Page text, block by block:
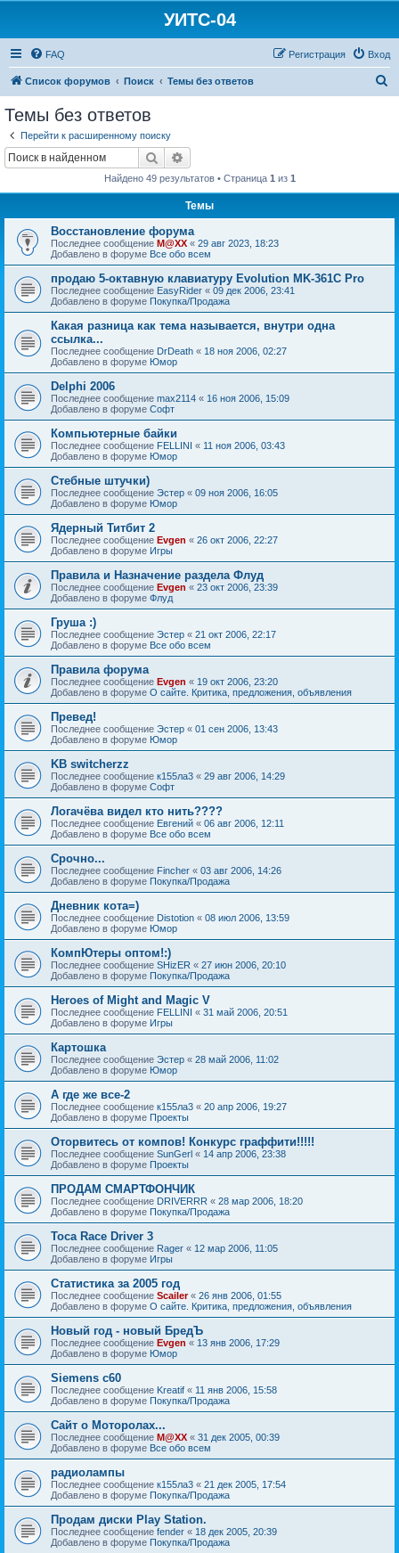
УИТС-04
FAQ Вход
Регистрация
Список форумов Поиск Темы без ответов
Темы без ответов
Перейти к расширенному поиску
Поиск
Найдено 49 результатов • Страница 1 из 1
Темы
Восстановление форума
Последнее сообщение M@XX « 29 авг 2023, 18:23
Добавлено в форуме Все обо всем
продаю 5-октавную клавиатуру Evolution MK-361C Pro
Последнее сообщение EasyRider « 09 дек 2006, 23:41
Добавлено в форуме Покупка/Продажа
Какая разница как тема называется, внутри одна
ссылка...
Последнее сообщение DrDeath « 18 ноя 2006, 02:27
Добавлено в форуме Юмор
Delphi 2006
Последнее сообщение max2114 « 16 ноя 2006, 15:09
Добавлено в форуме Софт
Компьютерные байки
Последнее сообщение FELLINI « 11 ноя 2006, 03:43
Добавлено в форуме Юмор
Стебные штучки)
Последнее сообщение Эстер « 09 ноя 2006, 16:05
Добавлено в форуме Юмор
Ядерный Титбит 2
Последнее сообщение Evgen « 26 окт 2006, 22:27
Добавлено в форуме Игры
Правила и Назначение раздела Флуд
Последнее сообщение Evgen « 23 окт 2006, 23:39
Добавлено в форуме Флуд
Груша :)
Последнее сообщение Эстер « 21 окт 2006, 22:17
Добавлено в форуме Все обо всем
Правила форума
Последнее сообщение Evgen « 19 окт 2006, 23:20
Добавлено в форуме О сайте. Критика, предложения, объявления
Превед!
Последнее сообщение Эстер « 01 сен 2006, 13:43
Добавлено в форуме Юмор
KB switcherzz
Последнее сообщение к155ла3 « 29 авг 2006, 14:29
Добавлено в форуме Софт
Логачёва видел кто нить????
Последнее сообщение Евгений « 06 авг 2006, 12:11
Добавлено в форуме Все обо всем
Срочно...
Последнее сообщение Fincher « 03 авг 2006, 14:26
Добавлено в форуме Покупка/Продажа
Дневник кота=)
Последнее сообщение Distotion « 08 июл 2006, 13:59
Добавлено в форуме Юмор
КомпЮтеры оптом!:)
Последнее сообщение SHizER « 27 июн 2006, 20:10
Добавлено в форуме Покупка/Продажа
Heroes of Might and Magic V
Последнее сообщение FELLINI « 31 май 2006, 20:51
Добавлено в форуме Игры
Картошка
Последнее сообщение Эстер « 28 май 2006, 11:02
Добавлено в форуме Юмор
А где же все-2
Последнее сообщение к155ла3 « 20 апр 2006, 19:27
Добавлено в форуме Проекты
Оторвитесь от компов! Конкурс граффити!!!!!
Последнее сообщение SunGerl « 14 апр 2006, 23:38
Добавлено в форуме Проекты
ПРОДАМ СМАРТФОНЧИК
Последнее сообщение DRIVERRR « 28 мар 2006, 18:20
Добавлено в форуме Покупка/Продажа
Toca Race Driver 3
Последнее сообщение Rager « 12 мар 2006, 11:05
Добавлено в форуме Игры
Статистика за 2005 год
Последнее сообщение Scailer« 26 янв 2006, 01:55
Добавлено в форуме О сайте. Критика, предложения, объявления
Новый год - новый БредЪ
Последнее сообщение Evgen « 13 янв 2006, 17:29
Добавлено в форуме Юмор
Siemens c60
Последнее сообщение Kreatif « 11 янв 2006, 15:58
Добавлено в форуме Покупка/Продажа
Сайт о Моторолах...
Последнее сообщение M@XX « 31 дек 2005, 00:39
Добавлено в форуме Все обо всем
радиолампы
Последнее сообщение к155ла3 « 21 дек 2005, 17:54
Добавлено в форуме Покупка/Продажа
Продам диски Play Station.
Последнее сообщение fender « 18 дек 2005, 20:39
Добавлено в форуме Покупка/Продажа